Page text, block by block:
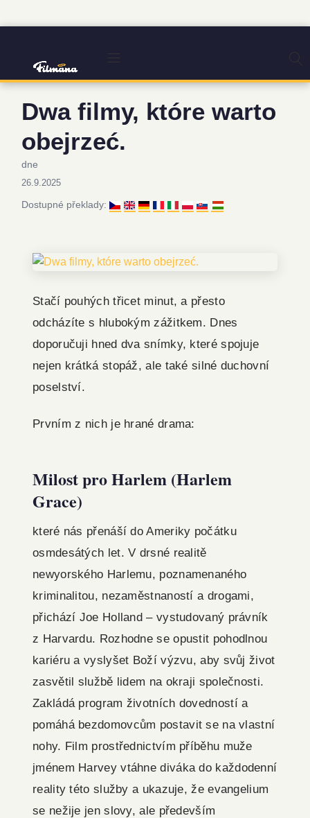
Dwa filmy, które warto
obejrzeć.
dne
26.9.2025
Dostupné překlady:
Stačí pouhých třicet minut, a přesto
odcházíte s hlubokým zážitkem. Dnes
doporučuji hned dva snímky, které spojuje
nejen krátká stopáž, ale také silné duchovní
poselství.
Prvním z nich je hrané drama:
Milost pro Harlem (Harlem
Grace)
které nás přenáší do Ameriky počátku
osmdesátých let. V drsné realitě
newyorského Harlemu, poznamenaného
kriminalitou, nezaměstnaností a drogami,
přichází Joe Holland – vystudovaný právník
z Harvardu. Rozhodne se opustit pohodlnou
kariéru a vyslyšet Boží výzvu, aby svůj život
zasvětil službě lidem na okraji společnosti.
Zakládá program životních dovedností a
pomáhá bezdomovcům postavit se na vlastní
nohy. Film prostřednictvím příběhu muže
jménem Harvey vtáhne diváka do každodenní
reality této služby a ukazuje, že evangelium
se nežije jen slovy, ale především